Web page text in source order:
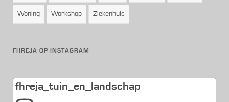
Woning Workshop Ziekenhuis
FHREJA OP INSTAGRAM
fhreja_tuin_en_landschap